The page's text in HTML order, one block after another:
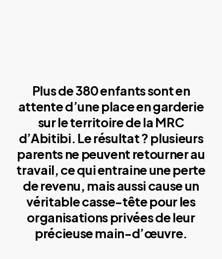
Plus de 380 enfants sont en
attente d’une place en garderie
sur le territoire de la MRC
d’Abitibi. Le résultat ? plusieurs
parents ne peuvent retourner au
travail, ce qui entraine une perte
de revenu, mais aussi cause un
véritable casse-tête pour les
organisations privées de leur
précieuse main-d’œuvre.